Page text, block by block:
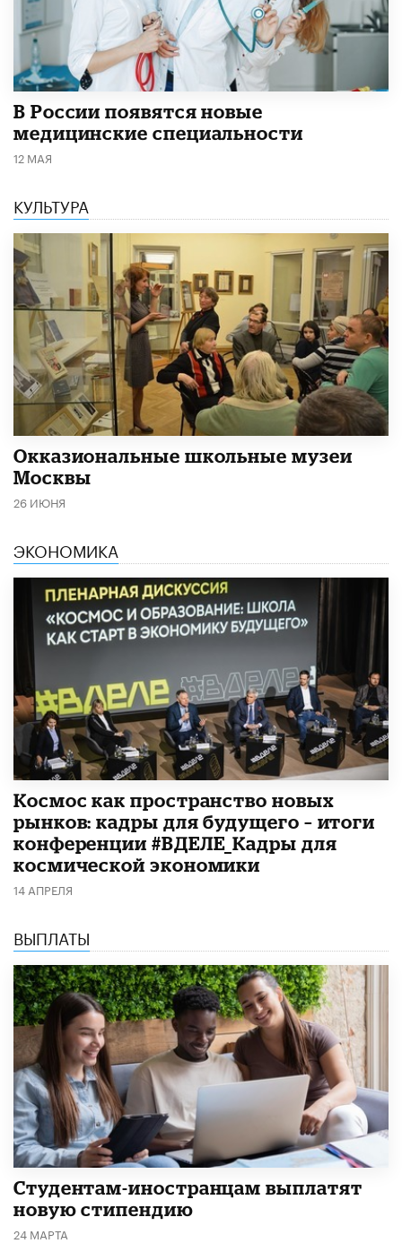
В России появятся новые
медицинские специальности
12 МАЯ
КУЛЬТУРА
​Окказиональные школьные музеи
Москвы
26 ИЮНЯ
ЭКОНОМИКА
Космос как пространство новых
рынков: кадры для будущего – итоги
конференции #ВДЕЛЕ_Кадры для
космической экономики
14 АПРЕЛЯ
ВЫПЛАТЫ
Студентам-иностранцам выплатят
новую стипендию
24 МАРТА